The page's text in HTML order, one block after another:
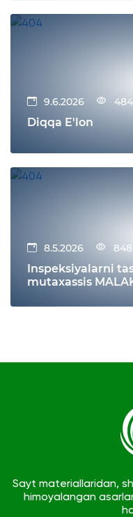
9.6.2026 484
Diqqa E'lon
8.5.2026 848
Inspeksiyalarni
mutaxassis
Sayt materiallaridan,
himoyalangan